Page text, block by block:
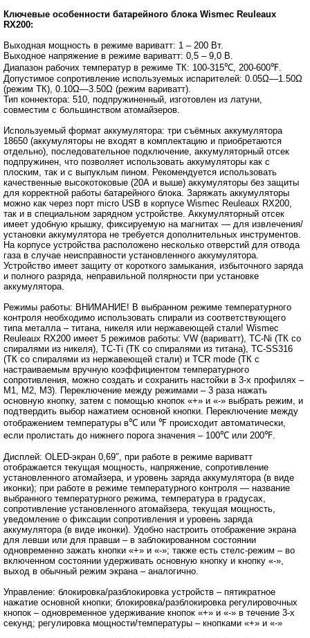
Ключевые особенности батарейного блока Wismec Reuleaux
RX200:
Выходная мощность в режиме вариватт: 1 – 200 Вт.
Выходное напряжение в режиме вариватт: 0,5 – 9,0 В.
Диапазон рабочих температур в режиме ТК: 100-315℃, 200-600℉.
Допустимое сопротивление используемых испарителей: 0.05Ω—1.50Ω
(режим ТК), 0.10Ω—3.50Ω (режим вариватт).
Тип коннектора: 510, подпружиненный, изготовлен из латуни,
совместим с большинством атомайзеров.
Используемый формат аккумулятора: три съёмных аккумулятора
18650 (аккумуляторы не входят в комплектацию и приобретаются
отдельно), последовательное подключение, аккумуляторный отсек
подпружинен, что позволяет использовать аккумуляторы как с
плоским, так и с выпуклым пином. Рекомендуется использовать
качественные высокотоковые (20А и выше) аккумуляторы без защиты
для корректной работы батарейного блока. Заряжать аккумуляторы
можно как через порт micro USB в корпусе Wismec Reuleaux RX200,
так и в специальном зарядном устройстве. Аккумуляторный отсек
имеет удобную крышку, фиксируемую на магнитах ― для извлечения/
установки аккумулятора не требуется дополнительных инструментов.
На корпусе устройства расположено несколько отверстий для отвода
газа в случае неисправности установленного аккумулятора.
Устройство имеет защиту от короткого замыкания, избыточного заряда
и полного разряда, неправильной полярности при установке
аккумулятора.
Режимы работы: ВНИМАНИЕ! В выбранном режиме температурного
контроля необходимо использовать спирали из соответствующего
типа металла – титана, никеля или нержавеющей стали! Wismec
Reuleaux RX200 имеет 5 режимов работы: VW (вариватт), TC-Ni (ТК со
спиралями из никеля), TC-Ti (ТК со спиралями из титана), TC-SS316
(ТК со спиралями из нержавеющей стали) и TCR mode (ТК с
настраиваемым вручную коэффициентом температурного
сопротивления, можно создать и сохранить настойки в 3-х профилях –
М1, М2, М3). Переключение между режимами – 3 раза нажать
основную кнопку, затем с помощью кнопок «+» и «-» выбрать режим, и
подтвердить выбор нажатием основной кнопки. Переключение между
отображением температуры в℃ или ℉ происходит автоматически,
если пролистать до нижнего порога значения – 100℃ или 200℉.
Дисплей: OLED-экран 0,69″, при работе в режиме вариватт
отображается текущая мощность, напряжение, сопротивление
установленного атомайзера, и уровень заряда аккумулятора (в виде
иконки); при работе в режиме температурного контроля ― название
выбранного температурного режима, температура в градусах,
сопротивление установленного атомайзера, текущая мощность,
уведомление о фиксации сопротивления и уровень заряда
аккумулятора (в виде иконки). Удобно настроить отображение экрана
для левши или для правши – в заблокированном состоянии
одновременно зажать кнопки «+» и «-»; также есть стелс-режим – во
включенном состоянии удерживать основную кнопку и кнопку «-»,
выход в обычный режим экрана – аналогично.
Управление: блокировка/разблокировка устройств – пятикратное
нажатие основной кнопки; блокировка/разблокировка регулировочных
кнопок – одновременное удерживание кнопок «+» и «-» в течение 3-х
секунд; регулировка мощности/температуры – кнопками «+» и «-»